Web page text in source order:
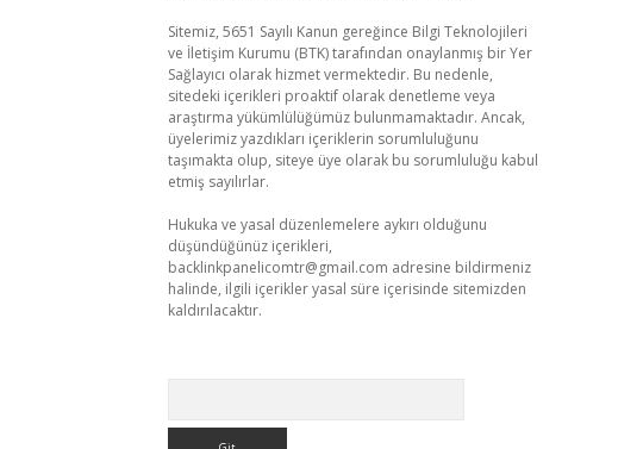
Sitemiz, 5651 Sayılı Kanun gereğince Bilgi Teknolojileri
ve İletişim Kurumu (BTK) tarafından onaylanmış bir Yer
Sağlayıcı olarak hizmet vermektedir. Bu nedenle,
sitedeki içerikleri proaktif olarak denetleme veya
araştırma yükümlülüğümüz bulunmamaktadır. Ancak,
üyelerimiz yazdıkları içeriklerin sorumluluğunu
taşımakta olup, siteye üye olarak bu sorumluluğu kabul
etmiş sayılırlar.
Hukuka ve yasal düzenlemelere aykırı olduğunu
düşündüğünüz içerikleri,
backlinkpanelicomtr@gmail.com adresine bildirmeniz
halinde, ilgili içerikler yasal süre içerisinde sitemizden
kaldırılacaktır.